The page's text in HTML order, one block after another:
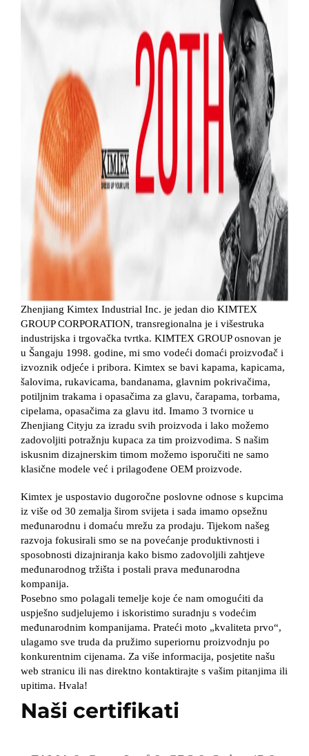
Zhenjiang Kimtex Industrial Inc. je jedan dio KIMTEX
GROUP CORPORATION, transregionalna je i višestruka
industrijska i trgovačka tvrtka. KIMTEX GROUP osnovan je
u Šangaju 1998. godine, mi smo vodeći domaći proizvođač i
izvoznik odjeće i pribora. Kimtex se bavi kapama, kapicama,
šalovima, rukavicama, bandanama, glavnim pokrivačima,
potiljnim trakama i opasačima za glavu, čarapama, torbama,
cipelama, opasačima za glavu itd. Imamo 3 tvornice u
Zhenjiang Cityju za izradu svih proizvoda i lako možemo
zadovoljiti potražnju kupaca za tim proizvodima. S našim
iskusnim dizajnerskim timom možemo isporučiti ne samo
klasične modele već i prilagođene OEM proizvode.
Kimtex je uspostavio dugoročne poslovne odnose s kupcima
iz više od 30 zemalja širom svijeta i sada imamo opsežnu
međunarodnu i domaću mrežu za prodaju. Tijekom našeg
razvoja fokusirali smo se na povećanje produktivnosti i
sposobnosti dizajniranja kako bismo zadovoljili zahtjeve
međunarodnog tržišta i postali prava međunarodna
kompanija.
Posebno smo polagali temelje koje će nam omogućiti da
uspješno sudjelujemo i iskoristimo suradnju s vodećim
međunarodnim kompanijama. Prateći moto „kvaliteta prvo“,
ulagamo sve truda da pružimo superiornu proizvodnju po
konkurentnim cijenama. Za više informacija, posjetite našu
web stranicu ili nas direktno kontaktirajte s vašim pitanjima ili
upitima. Hvala!
Naši certifikati